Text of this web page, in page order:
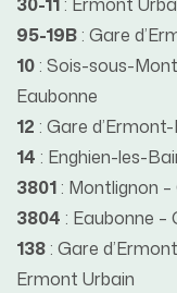
95-19B : Gare
10 : Sois-sous-
Eaubonne
12 : Gare
14 : Enghien-les-
3801 : Montlignon
3804 : Eaubonne –
138 : Gare
Ermont Urbain